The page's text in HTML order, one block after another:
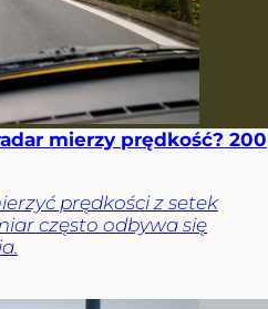
mierzy prędkość? 200
prędkości z setek
często odbywa się